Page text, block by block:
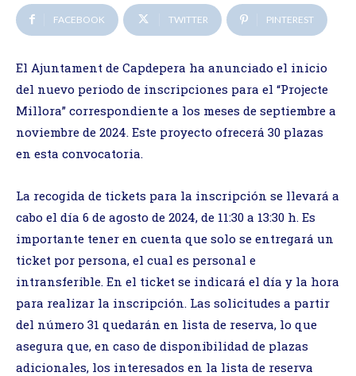
FACEBOOK TWITTER PINTEREST
El Ajuntament de Capdepera ha anunciado el inicio
del nuevo periodo de inscripciones para el “Projecte
Millora” correspondiente a los meses de septiembre a
noviembre de 2024. Este proyecto ofrecerá 30 plazas
en esta convocatoria.
La recogida de tickets para la inscripción se llevará a
cabo el día 6 de agosto de 2024, de 11:30 a 13:30 h. Es
importante tener en cuenta que solo se entregará un
ticket por persona, el cual es personal e
intransferible. En el ticket se indicará el día y la hora
para realizar la inscripción. Las solicitudes a partir
del número 31 quedarán en lista de reserva, lo que
asegura que, en caso de disponibilidad de plazas
adicionales, los interesados en la lista de reserva